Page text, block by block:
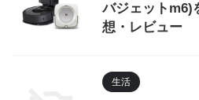
バジェットm6)
想・レビュー
生活